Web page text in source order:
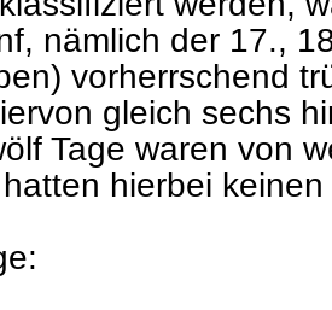
nämlich der 17.,
vorherrschend
gleich sechs
Tage waren von
hierbei